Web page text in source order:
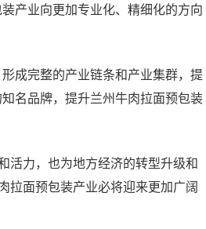
产业向更加专业化、精细化的方向
成完整的产业链条和产业集群，提
名品牌，提升兰州牛肉拉面预包装
活力，也为地方经济的转型升级和
拉面预包装产业必将迎来更加广阔